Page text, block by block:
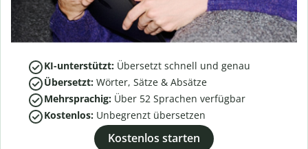
KI-unterstützt: Übersetzt schnell und genau
Übersetzt: Wörter, Sätze & Absätze
Mehrsprachig: Über 52 Sprachen verfügbar
Kostenlos: Unbegrenzt übersetzen
Kostenlos starten